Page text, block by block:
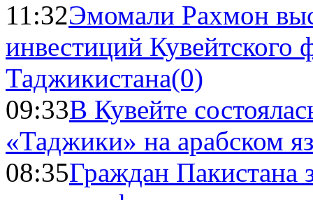
11:32Эмомали Рахмон
инвестиций Кувейтского
Таджикистана(0)
09:33В Кувейте
«Таджики» на арабском
08:35Граждан Пакистана